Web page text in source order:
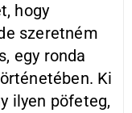
hogy
szeretném
egy ronda
Ki
ilyen pöfeteg,